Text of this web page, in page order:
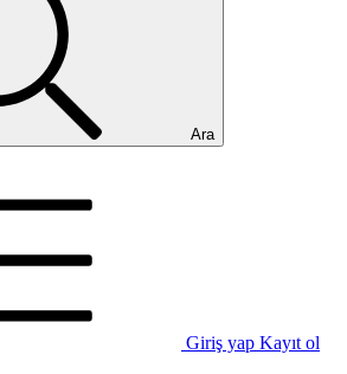
Ara
Giriş yap Kayıt ol